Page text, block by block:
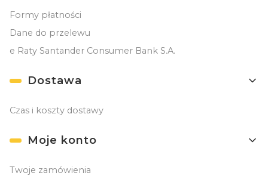
Formy płatności
Dane do przelewu
e Raty Santander Consumer Bank S.A.
Dostawa
Czas i koszty dostawy
Moje konto
Twoje zamówienia